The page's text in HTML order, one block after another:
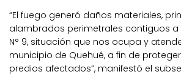
“El fuego generó daños materiales,
alambrados perimetrales contiguos a
N° 9, situación que nos ocupa y
municipio de Quehué, a fin de
predios afectados”, manifestó el